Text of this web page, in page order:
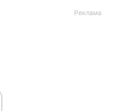
Реклама